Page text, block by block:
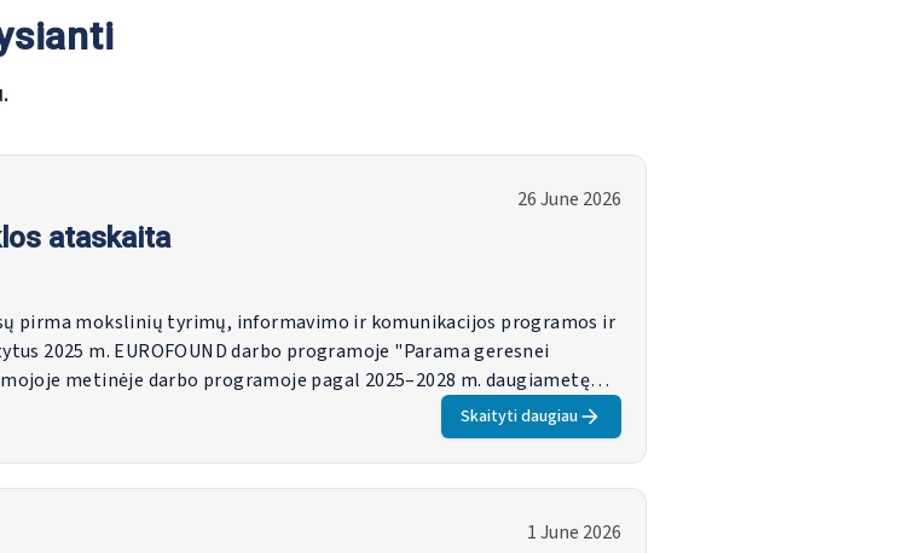
26 June 2026
ataskaita
pirma mokslinių tyrimų, informavimo ir komunikacijos programos ir
2025 m. EUROFOUND darbo programoje "Parama geresnei
metinėje darbo programoje pagal 2025–2028 m. daugiametę
galimybes ir iššūkius". 2025 m. Agentūrai buvo svarbūs metai,
valdymo ir išorės vertinimo kontrolės sistemos,
išteklių informacija. Pagrindiniai EUROFOUND tyrimų rezultatai ir jų
EUROFOUND metraštyje "Gyvenimas ir darbas Europoje
Skaityti daugiau
1 June 2026